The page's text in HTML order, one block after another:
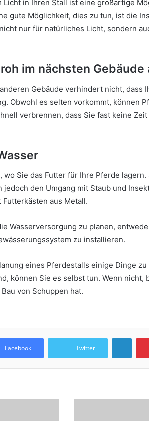
Licht in Ihren Stall ist eine großartige
gute Möglichkeit, dies zu tun, ist die
nur für natürliches Licht, sondern
im nächsten Gebäude
Gebäude verhindert nicht, dass
Obwohl es selten vorkommt, können
verbrennen, dass Sie fast keine
Sie das Futter für Ihre Pferde lagern.
jedoch den Umgang mit Staub und
aus Metall.
Wasserversorgung zu planen,
zu installieren.
eines Pferdestalls einige Dinge zu
können Sie es selbst tun. Wenn nicht,
von Schuppen hat.
Facebook Twitter